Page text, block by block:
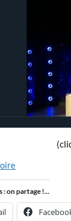
: on partage !...